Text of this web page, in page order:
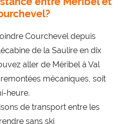
Courchevel depuis
de la Saulire en dix
aller de Méribel à Val
mécaniques, soit
heure.
de transport entre les
sans ski